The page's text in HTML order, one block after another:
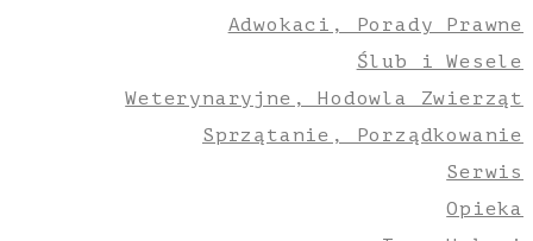
Adwokaci, Porady Prawne
Ślub i Wesele
Weterynaryjne, Hodowla Zwierząt
Sprzątanie, Porządkowanie
Serwis
Opieka